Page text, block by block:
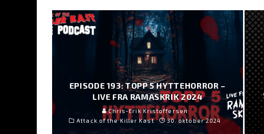
EPISODE 193: TOPP 5 HYTTEHORROR –
LIVE FRA RAMASKRIK 2024
Chris-Erik Kristoffersen
Attack of the Killer Kast
30. oktober 2024